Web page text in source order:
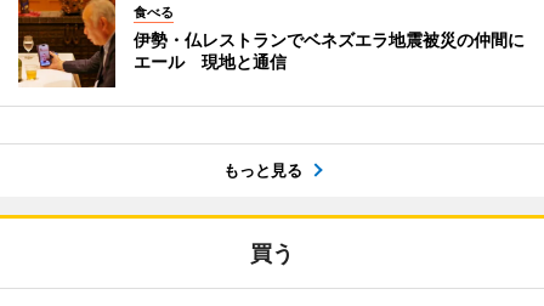
食べる
伊勢・仏レストランでベネズエラ地震被災の仲間に
エール 現地と通信
もっと見る
買う